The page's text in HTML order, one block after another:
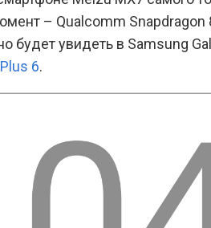
– Qualcomm Snapdragon
будет увидеть в Samsung
6.